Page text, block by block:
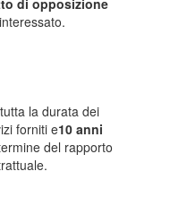
di opposizione
la durata dei
forniti e10 anni
del rapporto